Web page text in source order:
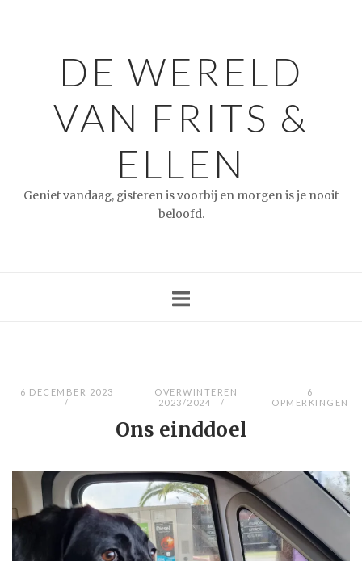
DE WERELD
VAN FRITS &
ELLEN
Geniet vandaag, gisteren is voorbij en morgen is je nooit
beloofd.
6 DECEMBER 2023
OVERWINTEREN
2023/2024
6
OPMERKINGEN
Ons einddoel